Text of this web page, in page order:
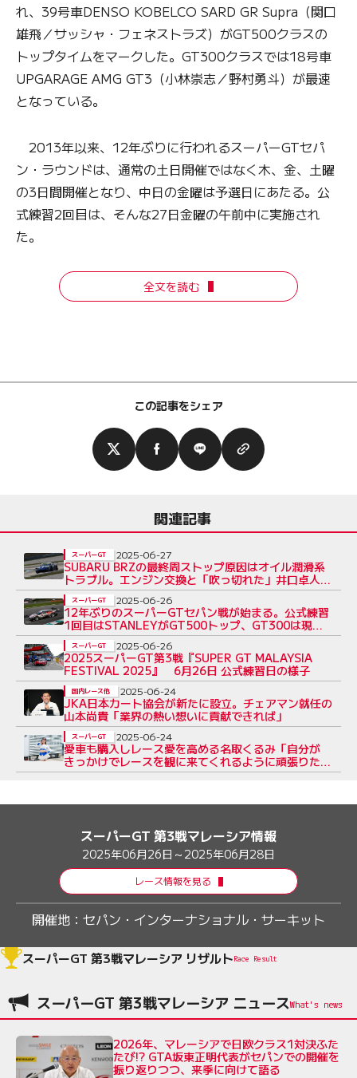
れ、39号車DENSO KOBELCO SARD GR Supra（関口
雄飛／サッシャ・フェネストラズ）がGT500クラスの
トップタイムをマークした。GT300クラスでは18号車
UPGARAGE AMG GT3（小林崇志／野村勇斗）が最速
となっている。
2013年以来、12年ぶりに行われるスーパーGTセパ
ン・ラウンドは、通常の土日開催ではなく木、金、土曜
の3日間開催となり、中日の金曜は予選日にあたる。公
式練習2回目は、そんな27日金曜の午前中に実施され
た。
全文を読む
この記事をシェア
関連記事
SUBARU BRZの最終周ストップ原因はオイル潤滑系
トラブル。エンジン交換と「吹っ切れた」井口卓人が
臨むセパン
スーパーGT 2025-06-27
12年ぶりのスーパーGTセパン戦が始まる。公式練習
1回目はSTANLEYがGT500トップ、GT300は現地
参戦のEBMポルシェが最速
スーパーGT 2025-06-26
2025スーパーGT第3戦『SUPER GT MALAYSIA
FESTIVAL 2025』 6月26日 公式練習日の様子
スーパーGT 2025-06-26
JKA日本カート協会が新たに設立。チェアマン就任の
山本尚貴「業界の熱い想いに貢献できれば」
国内レース他 2025-06-24
愛車も購入しレース愛を高める名取くるみ「自分が
きっかけでレースを観に来てくれるように頑張りた
い」【2025RQインタビューVol.21】
スーパーGT 2025-06-24
スーパーGT 第3戦マレーシア情報
2025年06月26日～2025年06月28日
レース情報を見る
開催地： セパン・インターナショナル・サーキット
スーパーGT 第3戦マレーシア リザルトRace Result
スーパーGT 第3戦マレーシア ニュース
2026年、マレーシアで日欧クラス1対決ふた
たび!? GTA坂東正明代表がセパンでの開催を
振り返りつつ、来季に向けて語る